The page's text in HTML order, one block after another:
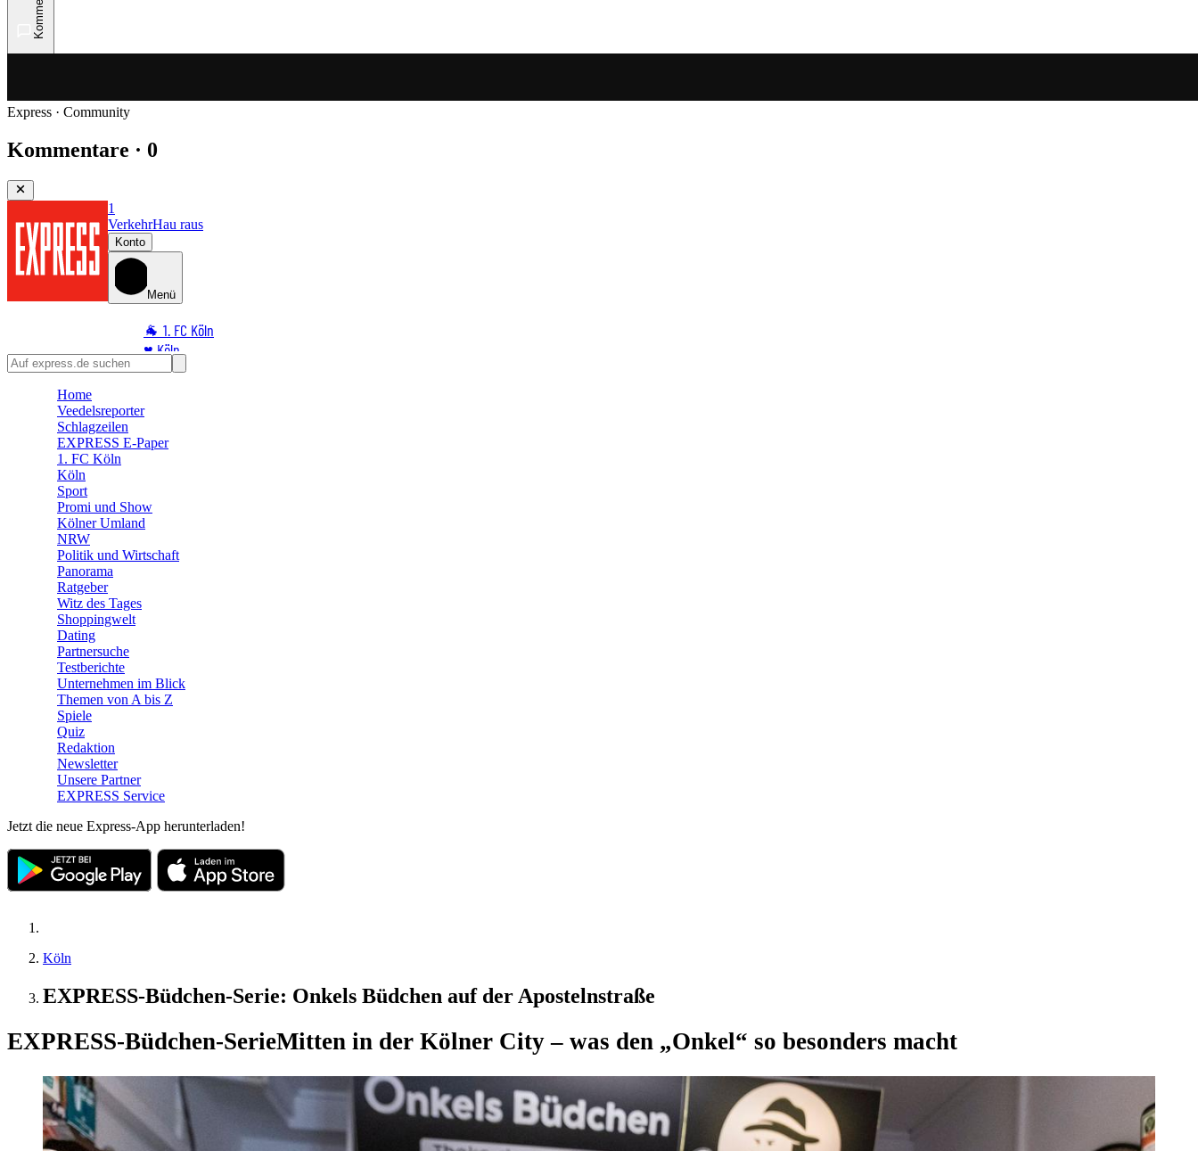
Express · Community
Kommentare · 0
1
VerkehrHau raus
Konto
Menü
🐐 1. FC Köln
♥️ Köln
⭐ Promi
🛒 Shoppingwelt
🧩 Spiele
Home
Veedelsreporter
Schlagzeilen
EXPRESS E-Paper
1. FC Köln
Köln
Sport
Promi und Show
Kölner Umland
NRW
Politik und Wirtschaft
Panorama
Ratgeber
Witz des Tages
Shoppingwelt
Dating
Partnersuche
Testberichte
Unternehmen im Blick
Themen von A bis Z
Spiele
Quiz
Redaktion
Newsletter
Unsere Partner
EXPRESS Service
Jetzt die neue Express-App herunterladen!
Köln
EXPRESS-Büdchen-Serie: Onkels Büdchen auf der Apostelnstraße
EXPRESS-Büdchen-SerieMitten in der Kölner City – was den „Onkel“ so besonders macht